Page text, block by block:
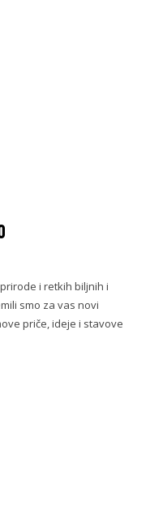
i retkih biljnih i
smo za vas novi
priče, ideje i stavove